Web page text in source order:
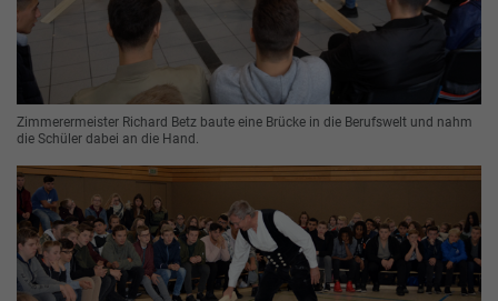
Zimmerermeister Richard Betz baute eine Brücke in die Berufswelt und nahm
die Schüler dabei an die Hand.